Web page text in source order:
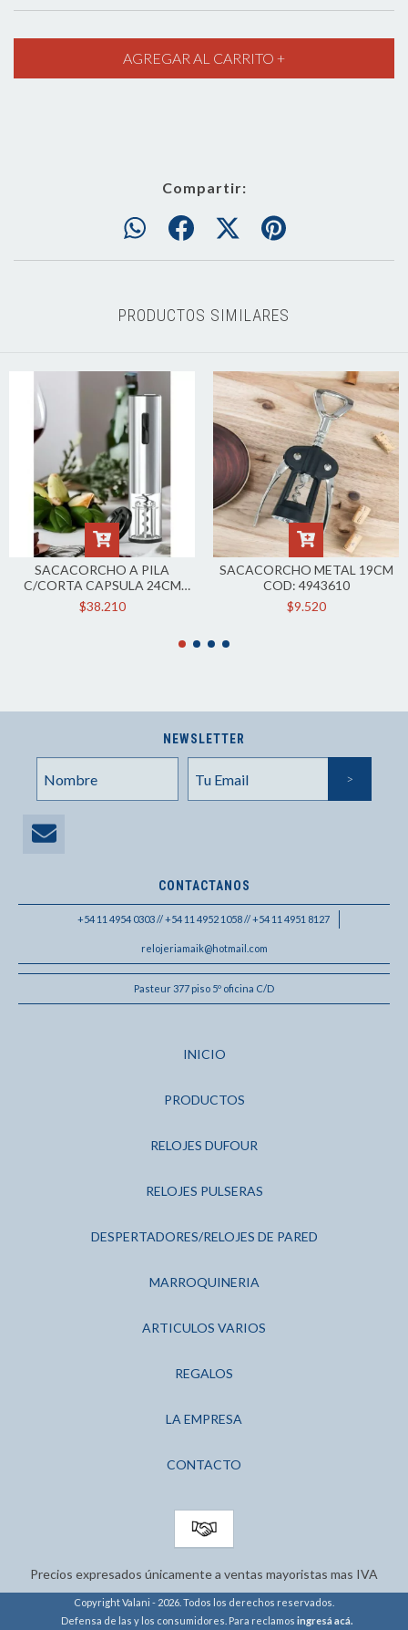
Compartir:
PRODUCTOS SIMILARES
SACACORCHO A PILA
C/CORTA CAPSULA 24CM
COD: 4931273
$38.210
SACACORCHO METAL 19CM
COD: 4943610
$9.520
NEWSLETTER
CONTACTANOS
+54 11 4954 0303 // +54 11 4952 1058 // +54 11 4951 8127
relojeriamaik@hotmail.com
Pasteur 377 piso 5º oficina C/D
INICIO
PRODUCTOS
RELOJES DUFOUR
RELOJES PULSERAS
DESPERTADORES/RELOJES DE PARED
MARROQUINERIA
ARTICULOS VARIOS
REGALOS
LA EMPRESA
CONTACTO
Precios expresados únicamente a ventas mayoristas mas IVA
Copyright Valani - 2026. Todos los derechos reservados.
Defensa de las y los consumidores. Para reclamos ingresá acá.